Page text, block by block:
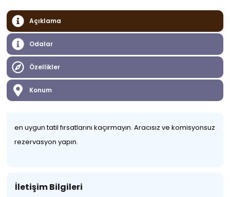
Açıklama
Odalar
Özellikler
Konum
en uygun tatil fırsatlarını kaçırmayın. Aracısız ve komisyonsuz
rezervasyon yapın.
İletişim Bilgileri